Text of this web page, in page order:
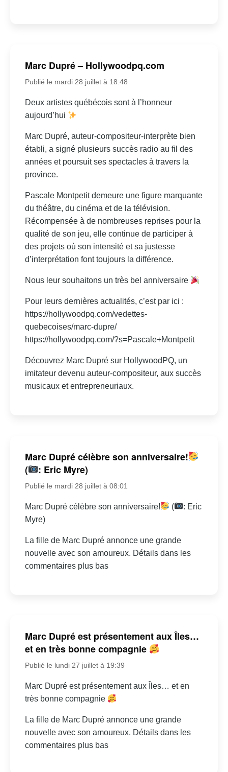
Marc Dupré – Hollywoodpq.com
Publié le mardi 28 juillet à 18:48
Deux artistes québécois sont à l’honneur
aujourd’hui
Marc Dupré, auteur-compositeur-interprète bien
établi, a signé plusieurs succès radio au fil des
années et poursuit ses spectacles à travers la
province.
Pascale Montpetit demeure une figure marquante
du théâtre, du cinéma et de la télévision.
Récompensée à de nombreuses reprises pour la
qualité de son jeu, elle continue de participer à
des projets où son intensité et sa justesse
d’interprétation font toujours la différence.
Nous leur souhaitons un très bel anniversaire
Pour leurs dernières actualités, c’est par ici :
https://hollywoodpq.com/vedettes-
quebecoises/marc-dupre/
https://hollywoodpq.com/?s=Pascale+Montpetit
Découvrez Marc Dupré sur HollywoodPQ, un
imitateur devenu auteur-compositeur, aux succès
musicaux et entrepreneuriaux.
Marc Dupré célèbre son anniversaire!
(
: Eric Myre)
Publié le mardi 28 juillet à 08:01
Marc Dupré célèbre son anniversaire! (
: Eric
Myre)
La fille de Marc Dupré annonce une grande
nouvelle avec son amoureux. Détails dans les
commentaires plus bas
Marc Dupré est présentement aux Îles…
et en très bonne compagnie
Publié le lundi 27 juillet à 19:39
Marc Dupré est présentement aux Îles… et en
très bonne compagnie
La fille de Marc Dupré annonce une grande
nouvelle avec son amoureux. Détails dans les
commentaires plus bas